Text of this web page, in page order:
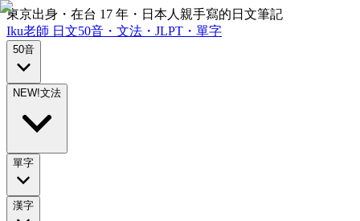
東京出身・在台 17 年・日本人親手寫的日文筆記
Iku老師 日文50音・文法・JLPT・單字
50音
NEW!文法
單字
漢字